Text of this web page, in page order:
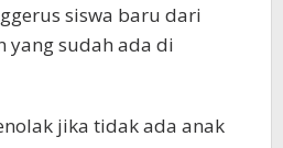
siswa baru dari
yang sudah ada di
jika tidak ada anak